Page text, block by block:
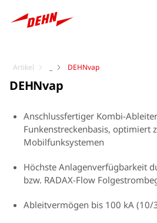
Artikel DEHNvap
DEHNvap
Anschlussfertiger Kombi-
Funkenstreckenbasis, optimiert
Mobilfunksystemen
Höchste Anlagenverfügbarkeit
bzw. RADAX-Flow
Ableitvermögen bis 100 kA (10/